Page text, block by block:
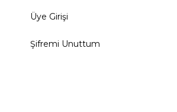
Üye Girişi
Şifremi Unuttum